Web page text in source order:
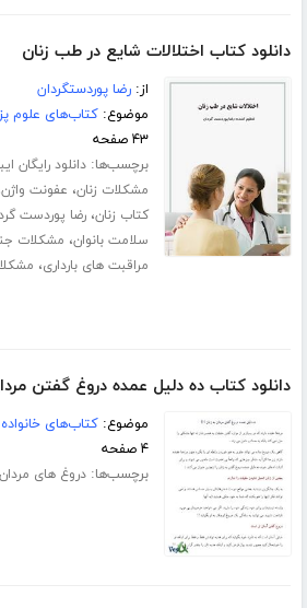
دانلود کتاب اختلالات شایع در طب زنان
از:رضا پوردستگردان
موضوع:کتاب‌های علوم
۴۳ صفحه
برچسب‌ها:دانلود رایگان
مشکلات زنان، عفونت واژن
کتاب زنان،رضا پوردست
سلامت بانوان، مشکلات
مراقبت های بارداری،
دانلود کتاب ده دلیل عمده دروغ گفتن
موضوع:کتاب‌های
۴ صفحه
برچسب‌ها:دروغ های مردان